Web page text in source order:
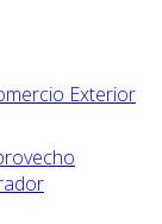
Exterior